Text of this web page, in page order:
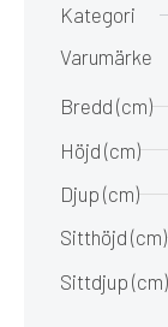
Kategori
Varumärke
Bredd (cm)
Höjd (cm)
Djup (cm)
Sitthöjd (cm)
Sittdjup (cm)